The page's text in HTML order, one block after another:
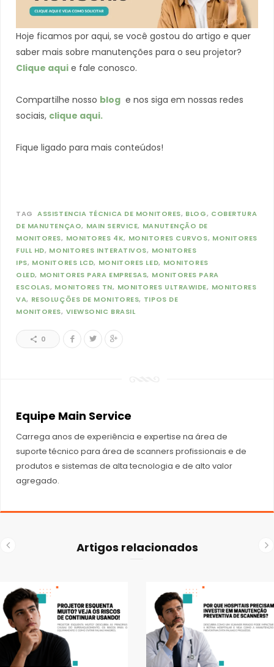
Hoje ficamos por aqui, se você gostou do artigo e quer
saber mais sobre manutenções para o seu projetor?
Clique aqui e fale conosco.
Compartilhe nosso blog e nos siga em nossas redes
sociais, clique aqui.
Fique ligado para mais conteúdos!
TAG ASSISTENCIA TÉCNICA DE MONITORES BLOG
COBERTURA
DE MANUTENÇAO MAIN SERVICE MANUTENÇÃO DE
MONITORES
MONITORES 4K MONITORES CURVOS MONITORES
FULL HD MONITORES INTERATIVOS
MONITORES
IPS MONITORES LCD MONITORES LED MONITORES
OLED MONITORES PARA EMPRESAS MONITORES PARA
ESCOLAS MONITORES TN MONITORES ULTRAWIDE MONITORES
VA RESOLUÇÕES DE MONITORES TIPOS DE
MONITORES VIEWSONIC BRASIL
0
Equipe Main Service
Carrega anos de experiência e expertise na área de
suporte técnico para área de scanners profissionais e de
produtos e sistemas de alta tecnologia e de alto valor
agregado.
Artigos relacionados